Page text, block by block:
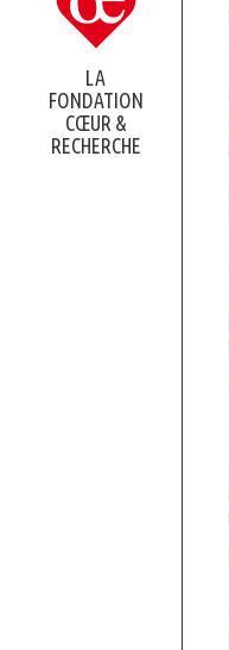
LA
FONDATION
CŒUR &
RECHERCHE